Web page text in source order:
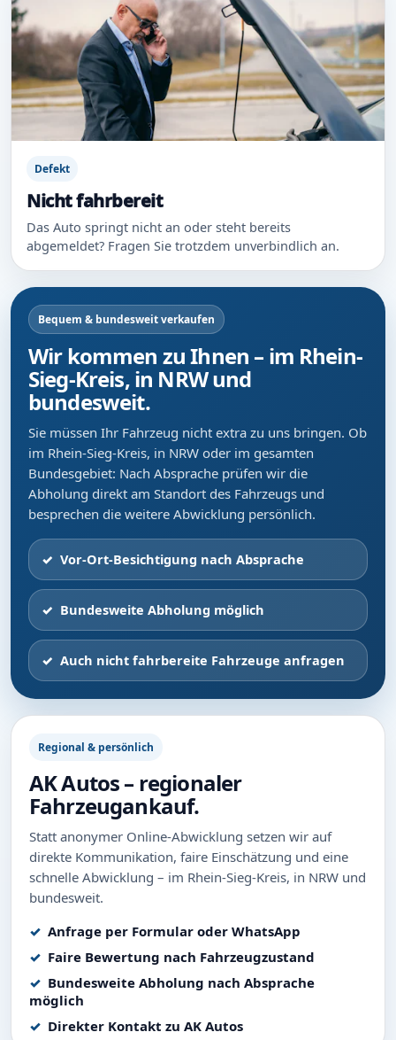
Defekt
Nicht fahrbereit
Das Auto springt nicht an oder steht bereits
abgemeldet? Fragen Sie trotzdem unverbindlich an.
Bequem & bundesweit verkaufen
Wir kommen zu Ihnen – im Rhein-
Sieg-Kreis, in NRW und
bundesweit.
Sie müssen Ihr Fahrzeug nicht extra zu uns bringen. Ob
im Rhein-Sieg-Kreis, in NRW oder im gesamten
Bundesgebiet: Nach Absprache prüfen wir die
Abholung direkt am Standort des Fahrzeugs und
besprechen die weitere Abwicklung persönlich.
Vor-Ort-Besichtigung nach Absprache
Bundesweite Abholung möglich
Auch nicht fahrbereite Fahrzeuge anfragen
Regional & persönlich
AK Autos – regionaler
Fahrzeugankauf.
Statt anonymer Online-Abwicklung setzen wir auf
direkte Kommunikation, faire Einschätzung und eine
schnelle Abwicklung – im Rhein-Sieg-Kreis, in NRW und
bundesweit.
Anfrage per Formular oder WhatsApp
Faire Bewertung nach Fahrzeugzustand
Bundesweite Abholung nach Absprache
möglich
Direkter Kontakt zu AK Autos